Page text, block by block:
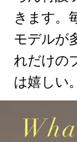
きます。
モデルが
れだけの
は嬉しい。